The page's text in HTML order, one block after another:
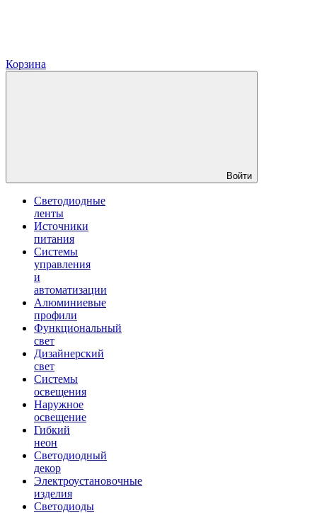
Корзина
Войти
Светодиодные
ленты
Источники
питания
Системы
управления
и
автоматизации
Алюминиевые
профили
Функциональный
свет
Дизайнерский
свет
Системы
освещения
Наружное
освещение
Гибкий
неон
Светодиодный
декор
Электроустановочные
изделия
Светодиоды